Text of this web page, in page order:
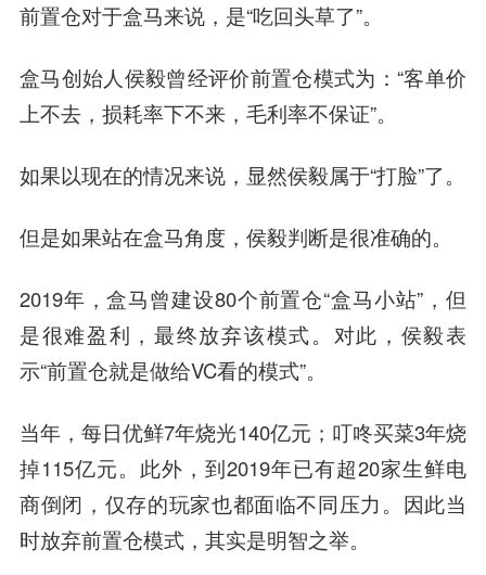
前置仓对于盒马来说，是“吃回头草了”。
盒马创始人侯毅曾经评价前置仓模式为：“客单价
上不去，损耗率下不来，毛利率不保证”。
如果以现在的情况来说，显然侯毅属于“打脸”了。
但是如果站在盒马角度，侯毅判断是很准确的。
2019年，盒马曾建设80个前置仓“盒马小站”，但
是很难盈利，最终放弃该模式。对此，侯毅表
示“前置仓就是做给VC看的模式”。
当年，每日优鲜7年烧光140亿元；叮咚买菜3年烧
掉115亿元。此外，到2019年已有超20家生鲜电
商倒闭，仅存的玩家也都面临不同压力。因此当
时放弃前置仓模式，其实是明智之举。